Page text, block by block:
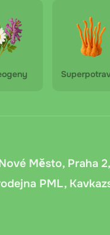
osobním odběru ve
Po objednání
Město, Praha
PML,